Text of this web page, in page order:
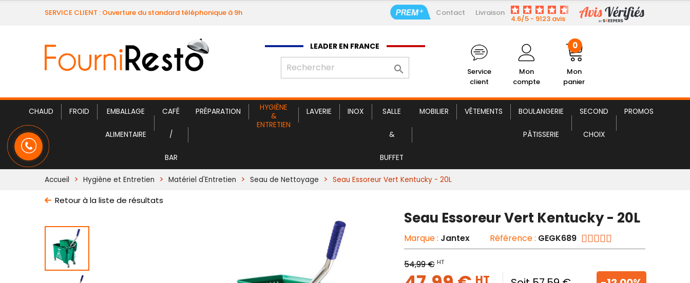
SERVICE CLIENT : Ouverture du standard téléphonique à 9h Contact Livraison
4.6/5 - 9123 avis
LEADER EN FRANCE

Service
client
Mon
compte
Mon
panier
0
CHAUD FROID EMBALLAGE
ALIMENTAIRE
CAFÉ
/
BAR
PRÉPARATION
HYGIÈNE
&
ENTRETIEN
LAVERIE INOX SALLE
&
BUFFET
MOBILIER VÊTEMENTS BOULANGERIE
PÂTISSERIE
SECOND
CHOIX
PROMOS
Seau Essoreur Vert Kentucky 47,99 € HT
Accueil Hygiène et Entretien Matériel d'Entretien Seau de Nettoyage Seau Essoreur Vert Kentucky - 20L
Retour à la liste de résultats
Seau Essoreur Vert Kentucky - 20L
Marque : Jantex Référence : GEGK689
54,99 € HT
HT